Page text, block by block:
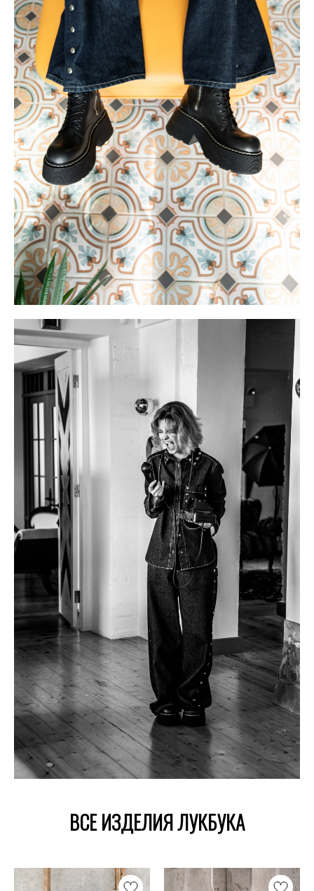
ВСЕ ИЗДЕЛИЯ ЛУКБУКА